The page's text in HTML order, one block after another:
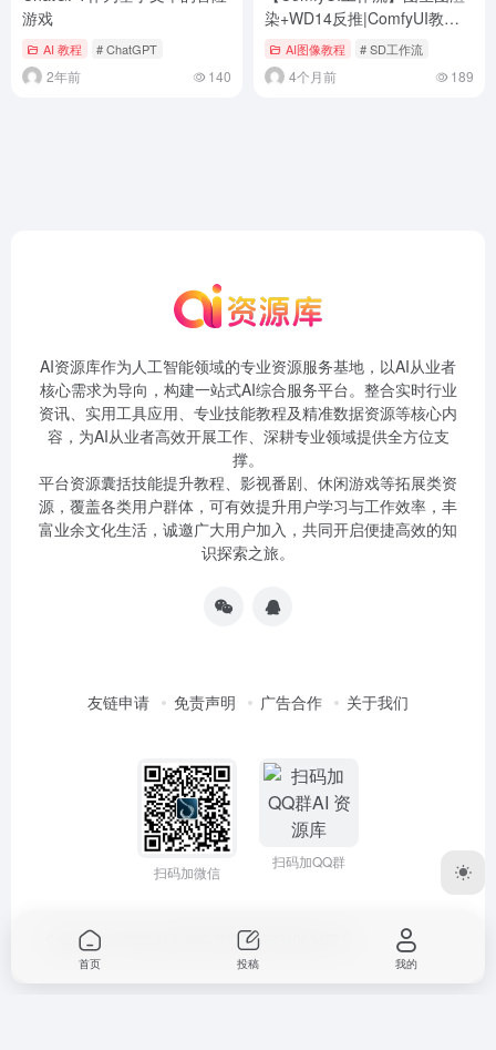
游戏
AI 教程 # ChatGPT
2年前 140
染+WD14反推|ComfyUI教
程|AI绘画
AI图像教程 # SD工作流
4个月前 189
AI资源库作为人工智能领域的专业资源服务基地，以AI从业者
核心需求为导向，构建一站式AI综合服务平台。整合实时行业
资讯、实用工具应用、专业技能教程及精准数据资源等核心内
容，为AI从业者高效开展工作、深耕专业领域提供全方位支
撑。
平台资源囊括技能提升教程、影视番剧、休闲游戏等拓展类资
源，覆盖各类用户群体，可有效提升用户学习与工作效率，丰
富业余文化生活，诚邀广大用户加入，共同开启便捷高效的知
识探索之旅。
友链申请 免责声明 广告合作 关于我们
扫码加微信
扫码加QQ群
Copyright © 2026 蜀ICP备2024063472号
首页 投稿 我的